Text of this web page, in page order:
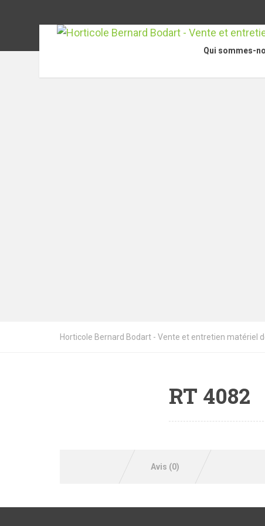
Qui sommes-
Horticole Bernard Bodart - Vente et entretien matériel
RT 4082
Avis (0)